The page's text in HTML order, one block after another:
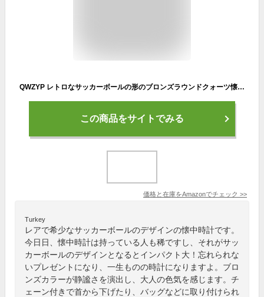
QWZYP レトロなサッカーボールの形のブロンズラウンドクォーツ懐中時計、チェーンネックレスジュエリーギフト
この商品をサイトでみる
価格と在庫をAmazonでチェック >>
Turkey
レアで希少なサッカーボールのデザインの懐中時計です。
今日日、懐中時計は持っている人も稀ですし、それがサッ
カーボールのデザインとなるとインパクト大！忘れられな
いプレゼントになり、一生ものの時計になりますよ。ブロ
ンズカラーが静謐さを演出し、大人の色気を感じます。チ
ェーン付きで首から下げたり、バッグなどに取り付けられ